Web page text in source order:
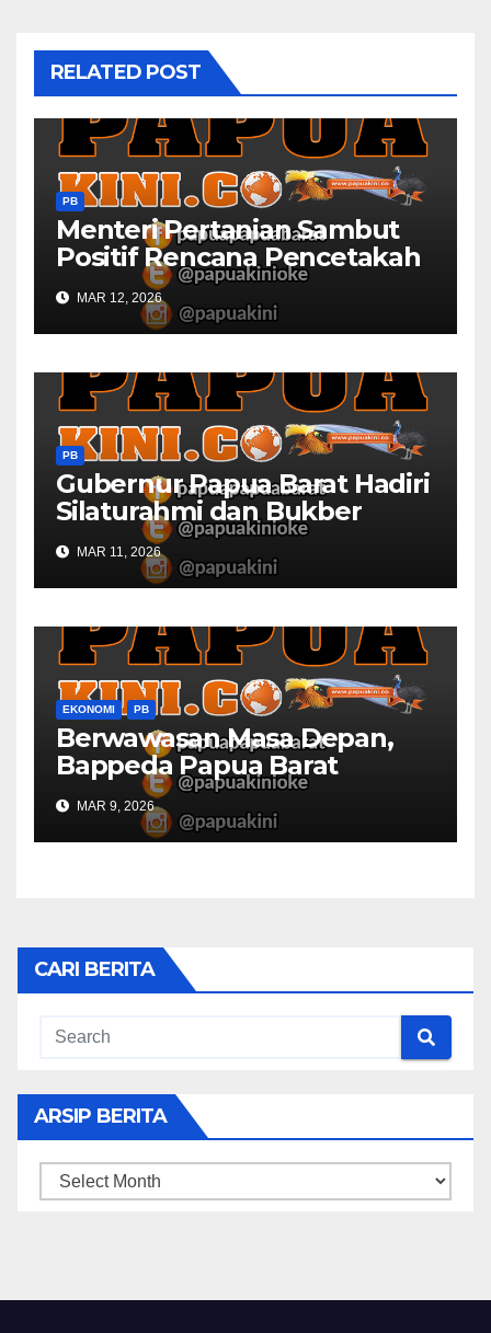
RELATED POST
PB
Menteri Pertanian Sambut
Positif Rencana Pencetakah
Sawah dan Ladang di Papua
Barat
MAR 12, 2026
PB
Gubernur Papua Barat Hadiri
Silaturahmi dan Bukber
Bersama DPR RI dan
Mendagri di IPDN
MAR 11, 2026
EKONOMI PB
Berwawasan Masa Depan,
Bappeda Papua Barat
Konsultasi Publik RKPD 2027
MAR 9, 2026
CARI BERITA
ARSIP BERITA
ARSIP